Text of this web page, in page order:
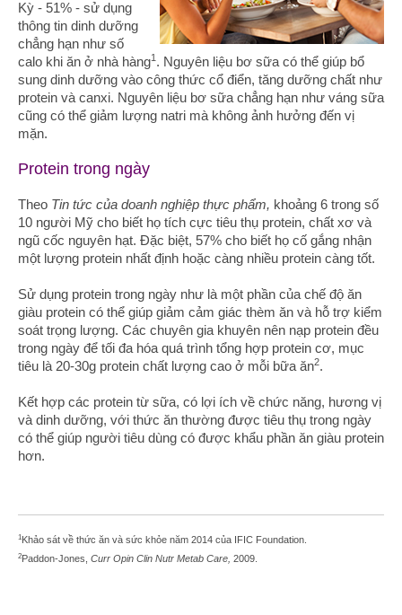
Kỳ - 51% - sử dụng
thông tin dinh dưỡng
chẳng hạn như số
calo khi ăn ở nhà hàng1 . Nguyên liệu bơ sữa có thể giúp bổ
sung dinh dưỡng vào công thức cổ điển, tăng dưỡng chất như
protein và canxi. Nguyên liệu bơ sữa chẳng hạn như váng sữa
cũng có thể giảm lượng natri mà không ảnh hưởng đến vị
mặn.
Protein trong ngày
Theo Tin tức của doanh nghiệp thực phẩm, khoảng 6 trong số
10 người Mỹ cho biết họ tích cực tiêu thụ protein, chất xơ và
ngũ cốc nguyên hạt. Đặc biệt, 57% cho biết họ cố gắng nhận
một lượng protein nhất định hoặc càng nhiều protein càng tốt.
Sử dụng protein trong ngày như là một phần của chế độ ăn
giàu protein có thể giúp giảm cảm giác thèm ăn và hỗ trợ kiểm
soát trọng lượng. Các chuyên gia khuyên nên nạp protein đều
trong ngày để tối đa hóa quá trình tổng hợp protein cơ, mục
tiêu là 20-30g protein chất lượng cao ở mỗi bữa ăn2.
Kết hợp các protein từ sữa, có lợi ích về chức năng, hương vị
và dinh dưỡng, với thức ăn thường được tiêu thụ trong ngày
có thể giúp người tiêu dùng có được khẩu phần ăn giàu protein
hơn.
1Khảo sát về thức ăn và sức khỏe năm 2014 của IFIC Foundation.
2Paddon-Jones, Curr Opin Clin Nutr Metab Care, 2009.